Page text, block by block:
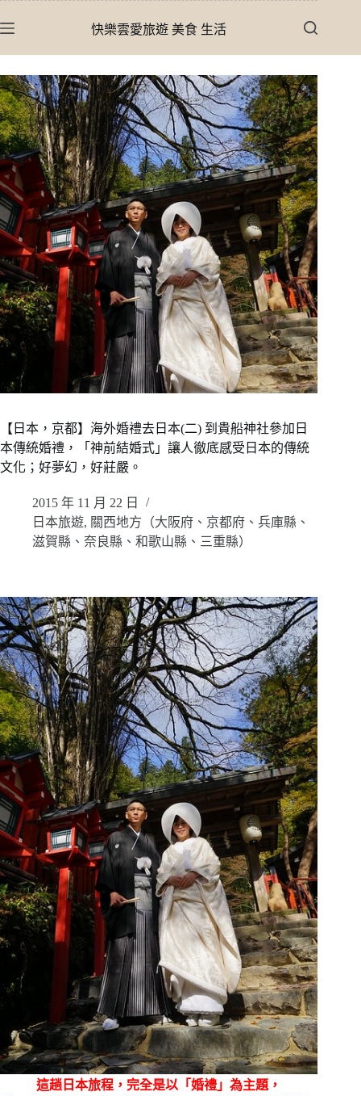
至
內
容
快樂雲愛旅遊 美食 生活
【日本，京都】海外婚禮去日本(二) 到貴船神社參加日
本傳統婚禮，「神前結婚式」讓人徹底感受日本的傳統
文化；好夢幻，好莊嚴。
2015 年 11 月 22 日
日本旅遊, 關西地方（大阪府、京都府、兵庫縣、
滋賀縣、奈良縣、和歌山縣、三重縣）
這趟日本旅程，完全是以「婚禮」為主題，